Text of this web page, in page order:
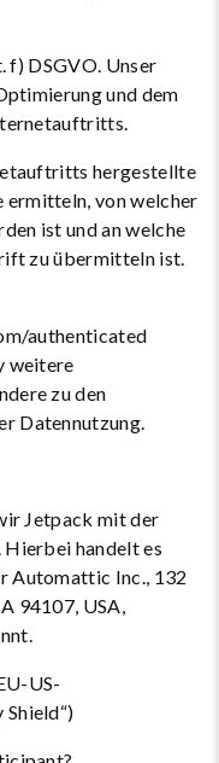
f) DSGVO. Unser
und dem
hergestellte
ermitteln, von welcher
ist und an welche
zu übermitteln ist.
authenticated
weitere
zu den
Datennutzung.
Jetpack mit der
Hierbei handelt es
Automattic Inc., 132
94107, USA,
US-